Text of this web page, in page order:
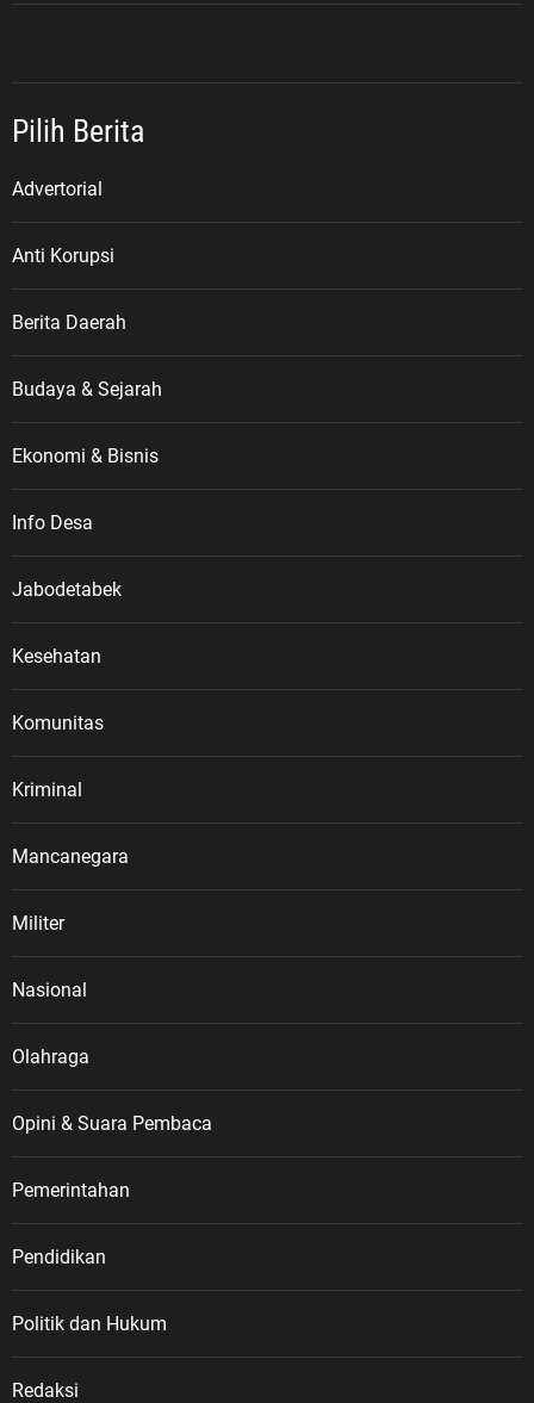
Pilih Berita
Advertorial
Anti Korupsi
Berita Daerah
Budaya & Sejarah
Ekonomi & Bisnis
Info Desa
Jabodetabek
Kesehatan
Komunitas
Kriminal
Mancanegara
Militer
Nasional
Olahraga
Opini & Suara Pembaca
Pemerintahan
Pendidikan
Politik dan Hukum
Redaksi